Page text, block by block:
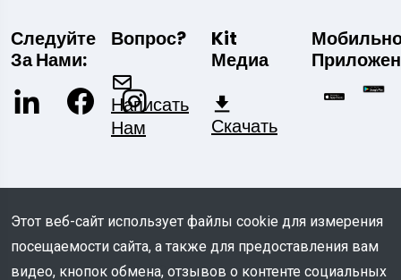
Следуйте
За Нами:
Вопрос?
Написать
Нам
Kit
Медиа
Скачать
© COPYRIGHT 2026 - Все права защищены
Этот веб-сайт использует файлы cookie для измерения
посещаемости сайта, а также для предоставления вам
видео, кнопок обмена, отзывов о контенте социальных